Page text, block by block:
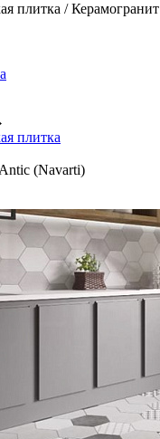
плитка / Керамогранит
плитка
(Navarti)